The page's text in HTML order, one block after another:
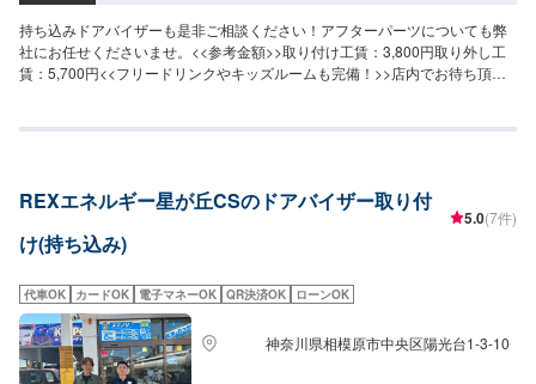
持ち込みドアバイザーも是非ご相談ください！アフターパーツについても弊
社にお任せくださいませ。<<参考金額>>取り付け工賃：3,800円取り外し工
賃：5,700円<<フリードリンクやキッズルームも完備！>>店内でお待ち頂く
名、車体整備士が1名と、多数の従業員が在籍しております。車検だけでな
REXエネルギー星が丘CSのドアバイザー取り付
け(持ち込み)
5.0(7件)
代車OK カードOK 電子マネーOK QR決済OK ローンOK
神奈川県相模原市中央区陽光台1-3-10